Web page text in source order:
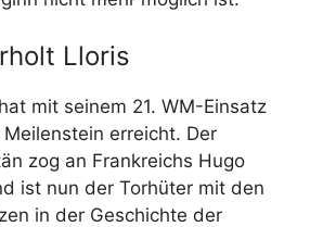
Lloris
mit seinem 21. WM-Einsatz
erreicht. Der
zog an Frankreichs Hugo
ist nun der Torhüter mit den
in der Geschichte der